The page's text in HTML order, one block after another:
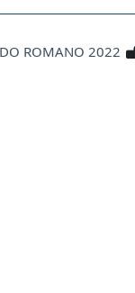
ROMANO 2022